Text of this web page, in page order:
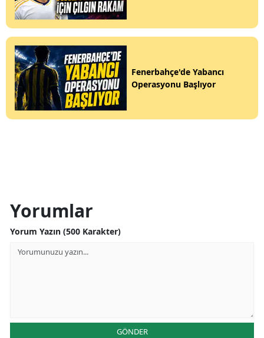
Fenerbahçe'de Yabancı
Operasyonu Başlıyor
Yorumlar
Yorum Yazın (500 Karakter)
GÖNDER